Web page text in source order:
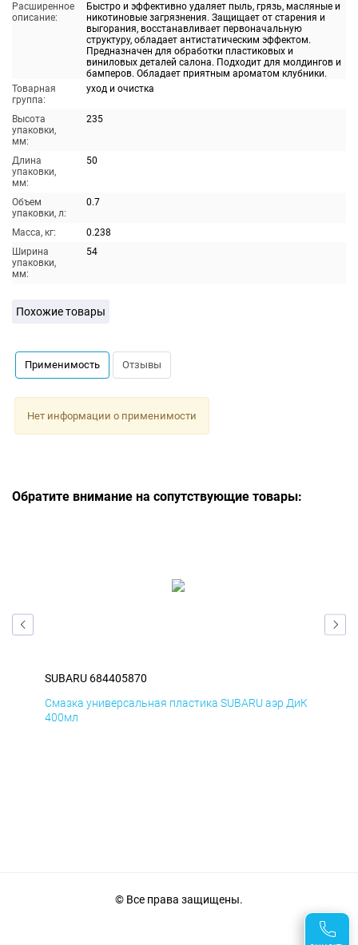
Расширенное
описание:
Быстро и эффективно удаляет пыль, грязь, масляные и
никотиновые загрязнения. Защищает от старения и
выгорания, восстанавливает первоначальную
структуру, обладает антистатическим эффектом.
Предназначен для обработки пластиковых и
виниловых деталей салона. Подходит для молдингов и
бамперов. Обладает приятным ароматом клубники.
Товарная
группа:
уход и очистка
Высота
упаковки,
мм:
235
Длина
упаковки,
мм:
50
Объем
упаковки, л:
0.7
Масса, кг:
0.238
Ширина
упаковки,
мм:
54
Похожие товары
Применимость Отзывы
Нет информации о применимости
Обратите внимание на сопутствующие товары:
SUBARU 684405870
Смазка универсальная пластика SUBARU аэр ДиК
400мл
© Все права защищены.